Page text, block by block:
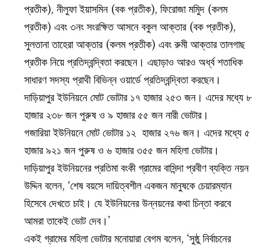
প্রতীক), নীলুফা ইয়াসমিন (বক প্রতীক), ফিরোজা মমিুদ (কলম
প্রতীক) এবং ৩নং সংরক্ষিত আসনে বকুল আক্তার (বক প্রতীক),
সুলতানা তাহেরা আক্তার (কলম প্রতীক) এবং রুমী আক্তার তালগাছ
প্রতীক নিয়ে প্রতিদ্বন্দ্বিতা করছেন। এছাড়াও আরও অর্ধ্ব শতাধিক
সাধারণ সদস্য প্রাথী বিভিন্ন ওয়ার্ডে প্রতিদ্বন্দ্বিতা করছেন।
দাড়িয়াপুর ইউনিয়নে মোট ভোটার ১৭ হাজার ২৫৩ জন। এদের মধ্যে ৮
হাজার ২৩৮ জন পুরুষ ও ৯ হাজার ৫৫ জন নারী ভোটার।
গজারিয়া ইউনিয়নে মোট ভোটার ১২ হাজার ২৭৬ জন। এদের মধ্যে ৫
হাজার ৯২১ জন পুরুষ ও ৬ হাজার ৩৫৫ জন মহিলা ভোটার।
দাড়িয়াপুর ইউনিয়নের প্রতিমা বংকী গ্রামের বাসিন্দা প্রবীণ ব্যক্তি নয়ন
উদ্দিন বলেন, ‘শেষ বয়সে দায়িত্বশীল একজন মানুষকে চেয়ারম্যান
হিসেবে দেখতে চাই। যে ইউনিয়নের উন্নয়নের কথা চিন্তা করবে
আমরা তাকেই ভোট দেব।’
একই গ্রামের মহিলা ভোটার মনোয়ারা বেগম বলেন, ‘সুষ্ঠু নির্বাচনের